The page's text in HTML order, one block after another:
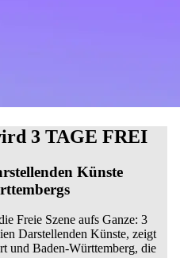
3 TAGE FREI
Künste
Freie Szene aufs Ganze: 3
Darstellenden Künste, zeigt
und Baden-Württemberg, die